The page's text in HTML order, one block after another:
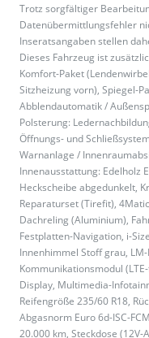
Trotz sorgfältiger
Datenübermittlungsfehler
Inseratsangaben stellen
Dieses Fahrzeug ist
Komfort-Paket
Sitzheizung vorn), Spiegel-
Abblendautomatik /
Polsterung:
Öffnungs- und
Warnanlage /
Innenausstattung: Edelholz
Heckscheibe abgedunkelt,
Reparaturset (Tirefit),
Dachreling (Aluminium),
Festplatten-Navigation, i-
Innenhimmel Stoff grau,
Kommunikationsmodul
Display, Multimedia-
Reifengröße 235/60 R18,
Abgasnorm Euro 6d-ISC-
20.000 km, Steckdose